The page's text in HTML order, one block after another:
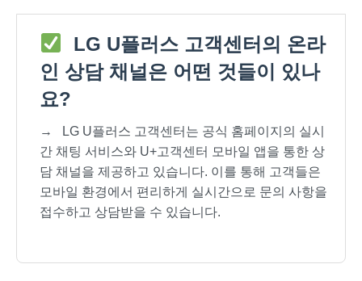
LG U플러스 고객센터의 온라
인 상담 채널은 어떤 것들이 있나
요?
→
LG U플러스 고객센터는 공식 홈페이지의 실시
간 채팅 서비스와 U+고객센터 모바일 앱을 통한 상
담 채널을 제공하고 있습니다. 이를 통해 고객들은
모바일 환경에서 편리하게 실시간으로 문의 사항을
접수하고 상담받을 수 있습니다.